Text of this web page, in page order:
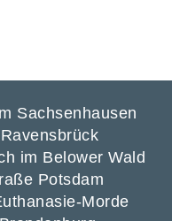
Sachsenhausen
im Belower Wald
Potsdam
Morde